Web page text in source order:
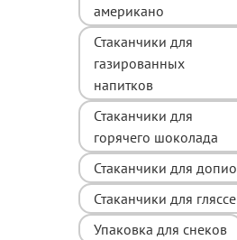
американо
Стаканчики для
газированных
напитков
Стаканчики для
горячего шоколада
Стаканчики для допио
Стаканчики для гляссе
Упаковка для снеков